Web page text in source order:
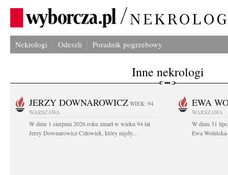
Nekrologi Odeszli Poradnik pogrzebowy
Inne nekrologi
JERZY DOWNAROWICZ WIEK: 94
WARSZAWA
W dniu 1 sierpnia 2026 roku zmarł w wieku 94 lat
Jerzy Downarowicz Człowiek, który nigdy...
EWA
WARSZAWA
W dniu 31
Ewa